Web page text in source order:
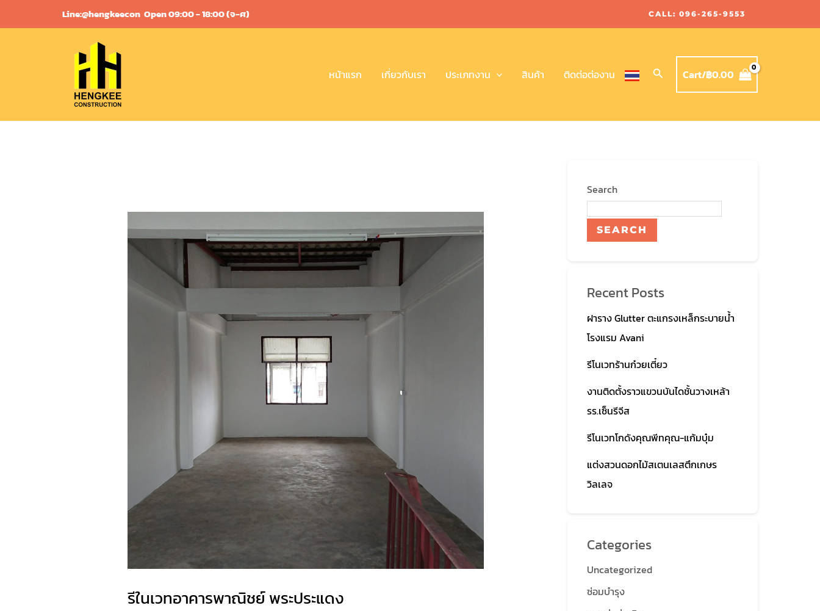
Line:@hengkeecon Open 09:00 - 18:00 (จ-ศ) CALL: 096-265-9553
หน้าแรก เกี่ยวกับเรา ประเภทงาน สินค้า ติดต่อต่องาน SearchCart/฿0.00
รีในเวทอาคารพาณิชย์ พระประแดง
Search
SEARCH
Recent Posts
ฝาราง Glutter ตะแกรงเหล็กระบายน้ำ
โรงแรม Avani
รีโนเวทร้านก๋วยเตี๋ยว
งานติดตั้งราวแขวนบันไดชั้นวางเหล้า
รร.เซ็นรีจีส
รีโนเวทโกดังคุณพีทคุณ-แก้มบุ๋ม
แต่งสวนดอกไม้สเตนเลสตึกเกษร
วิลเลจ
Categories
Uncategorized
ซ่อมบำรุง